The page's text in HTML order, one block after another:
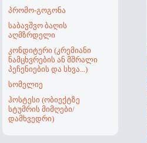
პრომო-გოგონა
საბავშვო ბაღის
აღმზრდელი
კონდიტერი (კრემიანი
ნამცხვრების ან მშრალი
პეჩენიების და სხვა...)
სომელიე
ჰოსტესი (ობიექტზე
სტუმრის მიმღები/
დამხვედრი)